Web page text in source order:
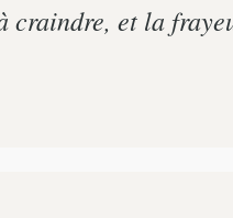
craindre, et la